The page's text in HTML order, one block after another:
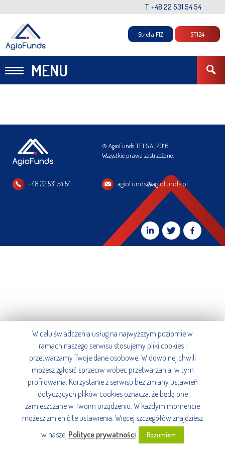
T: +48 22 531 54 54
MENU
Strefa FIZ STI24
© AgioFunds TFI S.A., 2016.
Wszystkie prawa zastrzeżone.
+48 22 531 54 54 agiofunds@agiofunds.pl
W celu świadczenia usług na najwyższym poziomie w
ramach naszego serwisu stosujemy pliki cookies i
przetwarzamy Twoje dane osobowe. W dowolnej chwili
możesz zgłosić sprzeciw wobec przetwarzania, w tym
profilowania. Korzystanie z serwisu bez zmiany ustawień
dotyczących plików cookies oznacza, że będą one
zamieszczane w Twoim urządzeniu. W każdym momencie
możesz zmienić te ustawienia. Więcej szczegółów znajdziesz
w naszej Polityce prywatności. Rozumiem